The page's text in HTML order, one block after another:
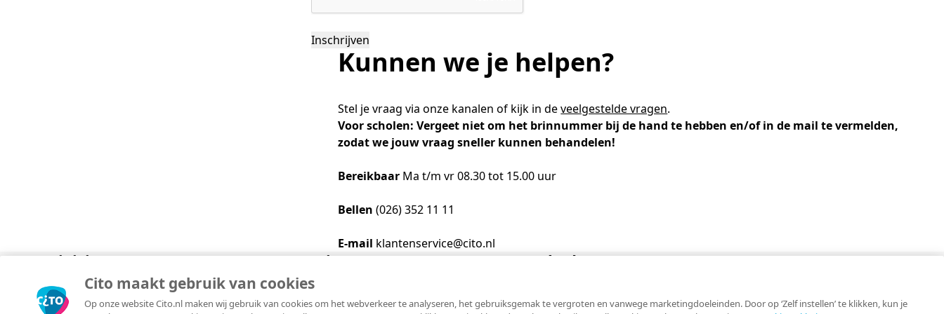
Cito maakt gebruik van cookies
Op onze website Cito.nl maken wij gebruik van cookies om het webverkeer te analyseren, het gebruiksgemak te vergroten en vanwege marketingdoeleinden. Door op ‘Zelf instellen’ te klikken, kun je
Bestellen
Jaarkalender
Ontmoet de Pure Pubers
Nieuwsbrief Kijk- en luistertoetsen
Snel naar
Ondersteuning
Training Beoordelen
Training Toetsdeskundige
Training Examencommissie
Academische Woordenschattoets
Training & advies ho
Snel naar
Academische Woordenschattoets
Basisexamen inburgering Buitenland
Staatsexamen Nt2
Alfabetisering
Snel naar
Alfa-toetsen ISK
Vakmanschap Warmtepomp
Willem-Jan van Gendt
Nienke Elijzen
Kim Hendriks-Cornelissen
Saila Kiriwenno-Dovermann
Wouter Roelofs
Kennisbank Stichting Cito
Toetstechnische begrippenlijst
Werken bij
Stageopdrachten
Kunnen we je helpen?
Stel je vraag via onze kanalen of kijk in deveelgestelde vragen.
Voor scholen: Vergeet niet om het brinnummer bij de hand te hebben en/of in de mail te vermelden,
zodat we jouw vraag sneller kunnen behandelen!
Bereikbaar Ma t/m vr 08.30 tot 15.00 uur
Bellen (026) 352 11 11
E-mail klantenservice@cito.nl
Divisies Over Cito Bezoekadres Contact
Copyright © 2026 Cito. Alle rechten voorbehouden.
Algemene voorwaarden